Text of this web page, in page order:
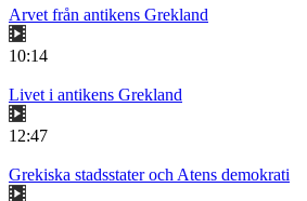
Arvet från antikens Grekland
10:14
Livet i antikens Grekland
12:47
Grekiska stadsstater och Atens demokrati